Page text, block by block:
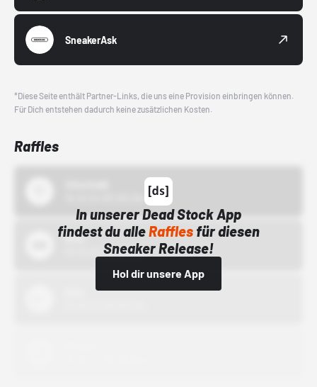
SneakerAsk
*Diese Seite enthält Partner-Links, die uns eine Provision einbringen können.
Für Dich entstehen dadurch keine zusätzlichen Kosten.
Raffles
In unserer Dead Stock App
findest du alleRafflesfür diesen
Sneaker Release!
Hol dir unsere App
Bstn
01.10.22 00:00 Uhr